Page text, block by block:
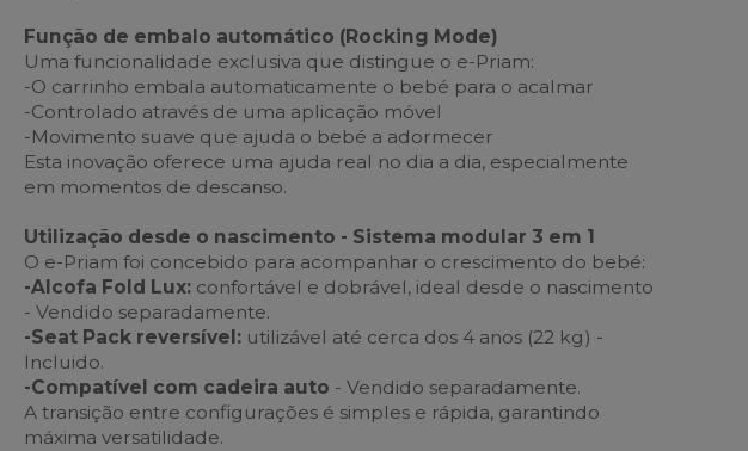
Função de embalo automático (Rocking Mode)
Uma funcionalidade exclusiva que distingue o e-Priam:
-O carrinho embala automaticamente o bebé para o acalmar
-Controlado através de uma aplicação móvel
-Movimento suave que ajuda o bebé a adormecer
Esta inovação oferece uma ajuda real no dia a dia, especialmente
em momentos de descanso.
Utilização desde o nascimento - Sistema modular 3 em 1
O e-Priam foi concebido para acompanhar o crescimento do bebé:
-Alcofa Fold Lux: confortável e dobrável, ideal desde o nascimento
- Vendido separadamente.
-Seat Pack reversível: utilizável até cerca dos 4 anos (22 kg) -
Incluido.
-Compatível com cadeira auto - Vendido separadamente.
A transição entre configurações é simples e rápida, garantindo
máxima versatilidade.